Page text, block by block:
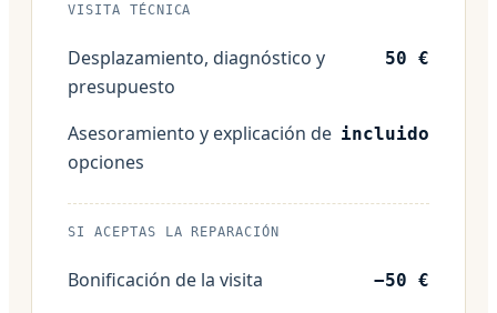
VISITA TÉCNICA
Desplazamiento, diagnóstico y
presupuesto
50 €
Asesoramiento y explicación de
opciones
incluido
SI ACEPTAS LA REPARACIÓN
Bonificación de la visita −50 €